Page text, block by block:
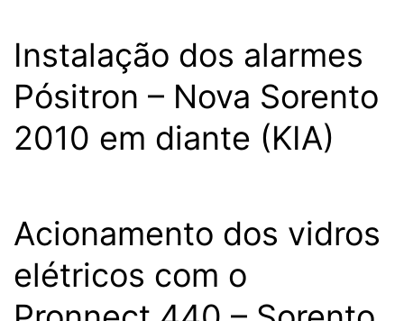
Instalação dos alarmes
Pósitron – Nova Sorento
2010 em diante (KIA)
Acionamento dos vidros
elétricos com o